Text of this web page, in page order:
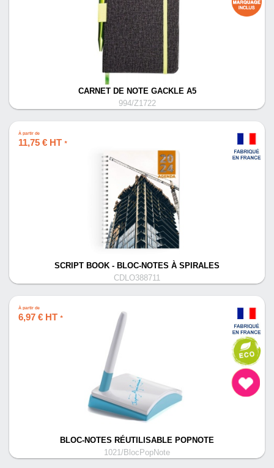
CARNET DE NOTE GACKLE A5
994/Z1722
À partir de
11,75 € HT *
SCRIPT BOOK - BLOC-NOTES À SPIRALES
CDLO388711
À partir de
6,97 € HT *
BLOC-NOTES RÉUTILISABLE POPNOTE
1021/BlocPopNote